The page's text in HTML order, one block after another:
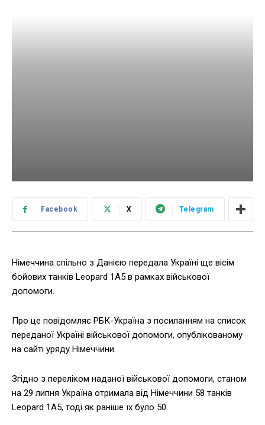
Facebook X Telegram
Німеччина спільно з Данією передала Україні ще вісім
бойових танків Leopard 1A5 в рамках військової
допомоги.
Про це повідомляє РБК-Україна з посиланням на список
переданої Україні військової допомоги, опублікованому
на сайті уряду Німеччини.
Згідно з переліком наданої військової допомоги, станом
на 29 липня Україна отримала від Німеччини 58 танків
Leopard 1A5, тоді як раніше їх було 50.